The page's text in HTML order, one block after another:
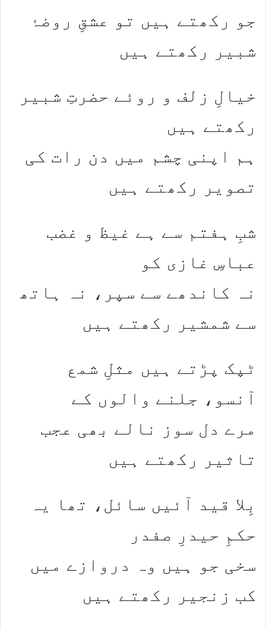
جو رکھتے ہیں تو عشقِ روضۂ
شبیر رکھتے ہیں
خیالِ زلف و روئے حضرتِ شبیر
رکھتے ہیں
ہم اپنی چشم میں دن رات کی
تصویر رکھتے ہیں
شبِ ہفتم سے ہے غیظ و غضب
عباسِ غازی کو
نہ کاندھے سے سپر، نہ ہاتھ
سے شمشیر رکھتے ہیں
ٹپک پڑتے ہیں مثلِ شمع
آنسو، جلنے والوں کے
مرے دل سوز نالے بھی عجب
تاثیر رکھتے ہیں
بِلا قید آئیں سائل، تھا یہ
حکمِ حیدرِ صفدر
سخی جو ہیں وہ دروازے میں
کب زنجیر رکھتے ہیں